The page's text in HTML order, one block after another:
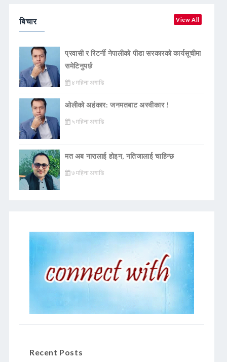
बिचार View All
प्रवासी र रिटर्नी नेपालीको पीडा सरकारको कार्यसूचीमा
समेटिनुपर्छ
४ महिना अगाडि
ओलीको अहंकार: जनमतबाट अस्वीकार !
५ महिना अगाडि
मत अब नारालाई होइन, नतिजालाई चाहिन्छ
७ महिना अगाडि
Recent Posts